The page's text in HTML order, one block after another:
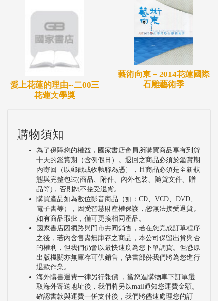
愛上花蓮的理由--二00三
花蓮文學獎
藝術向東－2014花蓮國際
石雕藝術季
購物須知
為了保障您的權益，國家書店會員所購買商品享有到貨
十天的鑑賞期（含例假日）。退回之商品必須於鑑賞期
內寄回（以郵戳或收執聯為憑），且商品必須是全新狀
態與完整包裝(商品、附件、內外包裝、隨貨文件、贈
品等)，否則恕不接受退貨。
購買產品如為數位影音商品（如：CD、VCD、DVD、
電子書等），因受智慧財產權保護，恕無法接受退貨。
如有商品瑕疵，僅可更換相同產品。
國家書店因網路與門市共同銷售，若在您完成訂單程序
之後，若內含售盡無庫存之商品，本公司保留出貨與否
的權利，但我們仍會以最快速度為您下單調貨。但恐原
出版機關亦無庫存可供銷售，缺書部份我們將為您進行
退款作業。
海外購書運費一律另行報價 ，當您進購物車下訂單選
取海外寄送地址後，我們將另以mail通知您運費金額。
確認書款與運費一併支付後，我們將儘速處理您的訂